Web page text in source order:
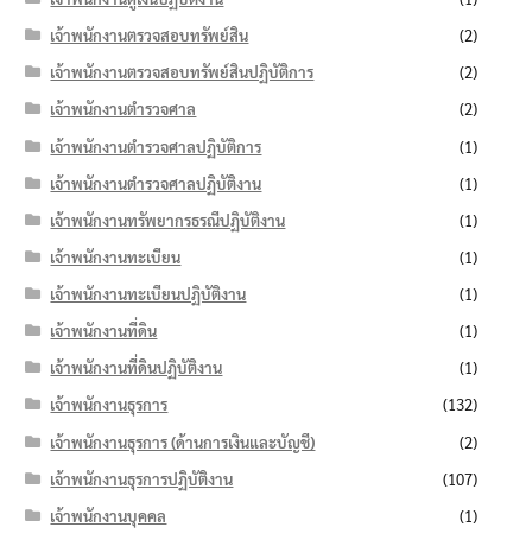
เจ้าพนักงานตรวจสอบทรัพย์สิน
(2)
เจ้าพนักงานตรวจสอบทรัพย์สินปฏิบัติการ
(2)
เจ้าพนักงานตำรวจศาล
(2)
เจ้าพนักงานตำรวจศาลปฏิบัติการ
(1)
เจ้าพนักงานตำรวจศาลปฏิบัติงาน
(1)
เจ้าพนักงานทรัพยากรธรณีปฏิบัติงาน
(1)
เจ้าพนักงานทะเบียน
(1)
เจ้าพนักงานทะเบียนปฏิบัติงาน
(1)
เจ้าพนักงานที่ดิน
(1)
เจ้าพนักงานที่ดินปฏิบัติงาน
(1)
เจ้าพนักงานธุรการ
(132)
เจ้าพนักงานธุรการ (ด้านการเงินและบัญชี)
(2)
เจ้าพนักงานธุรการปฏิบัติงาน
(107)
เจ้าพนักงานบุคคล
(1)